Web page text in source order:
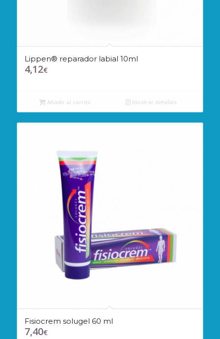
Lippen® reparador labial 10ml
4,12€
Añadir al carrito Mostrar detalles
Fisiocrem solugel 60 ml
7,40€